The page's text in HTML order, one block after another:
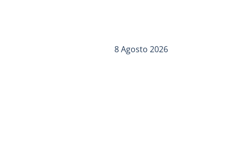
8 Agosto 2026